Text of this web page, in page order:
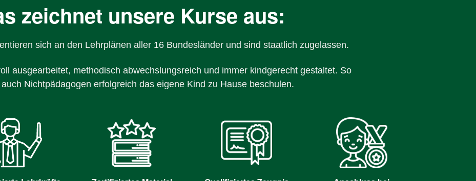
zeichnet unsere Kurse aus:
sich an den Lehrplänen aller 16 Bundesländer und sind staatlich zugelassen.
ausgearbeitet, methodisch abwechslungsreich und immer kindgerecht gestaltet. So
auch Nichtpädagogen erfolgreich das eigene Kind zu Hause beschulen.